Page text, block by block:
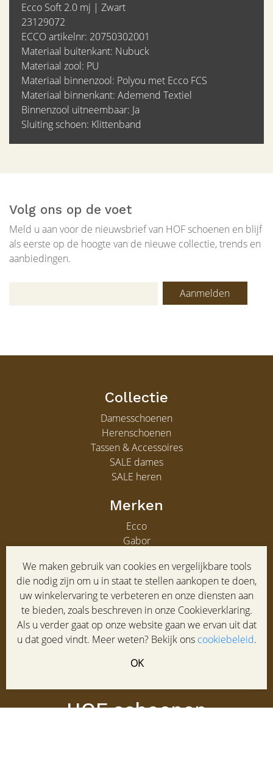
We maken gebruik van cookies en vergelijkbare tools
die nodig zijn om u in staat te stellen aankopen te doen,
uw winkelervaring te verbeteren en onze diensten aan
te bieden, zoals beschreven in onze Cookieverklaring.
Als u verder gaat op onze website gaan we ervan uit dat
u dat goed vindt. Meer weten? Bekijk ons cookiebeleid.
OK
Ecco Soft 2.0 mj | Zwart
23129072
ECCO artikelnr: 20750302001
Materiaal buitenkant: Nubuck
Materiaal zool: PU
Materiaal binnenzool: Polyou met Ecco FCS
Materiaal binnenkant: Ademend Textiel
Binnenzool uitneembaar: Ja
Sluiting schoen: Klittenband
Volg ons op de voet
Meld u aan voor de nieuwsbrief van HOF schoenen en blijf
als eerste op de hoogte van de nieuwe collectie, trends en
aanbiedingen.
Aanmelden
Collectie
Damesschoenen
Herenschoenen
Tassen & Accessoires
SALE dames
SALE heren
Merken
Ecco
Gabor
Gabor heren
Service
Klantenservice
Maatadvies
Veelgestelde vragen
HOF schoenen